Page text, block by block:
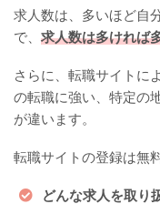
求人数は、多いほど自
で、 求人数は多ければ
さらに、転職サイトに
の転職に強い、特定の
が違います。
転職サイトの登録は無
どんな求人を取り